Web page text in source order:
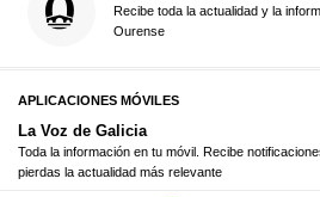
Recibe toda la actualidad y la
Ourense
APLICACIONES MÓVILES
La Voz de Galicia
Toda la información en tu móvil. Recibe
pierdas la actualidad más relevante